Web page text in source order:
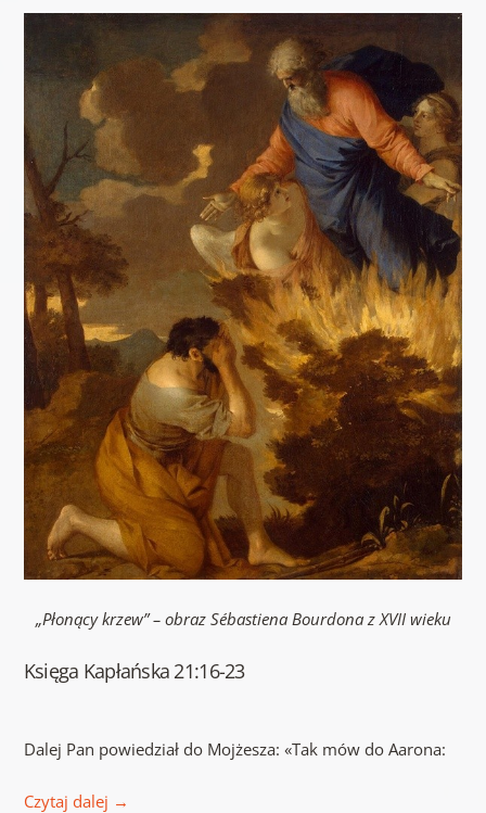
„Płonący krzew” – obraz Sébastiena Bourdona z XVII wieku
Księga Kapłańska 21:16-23
Dalej Pan powiedział do Mojżesza: «Tak mów do Aarona:
Czytaj dalej →